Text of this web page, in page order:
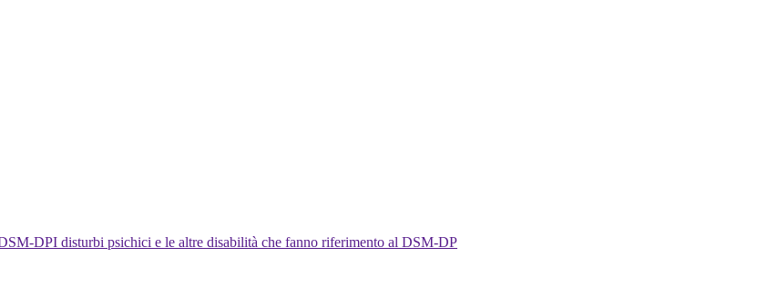
I disturbi psichici e le altre disabilità che fanno riferimento al DSM-DP